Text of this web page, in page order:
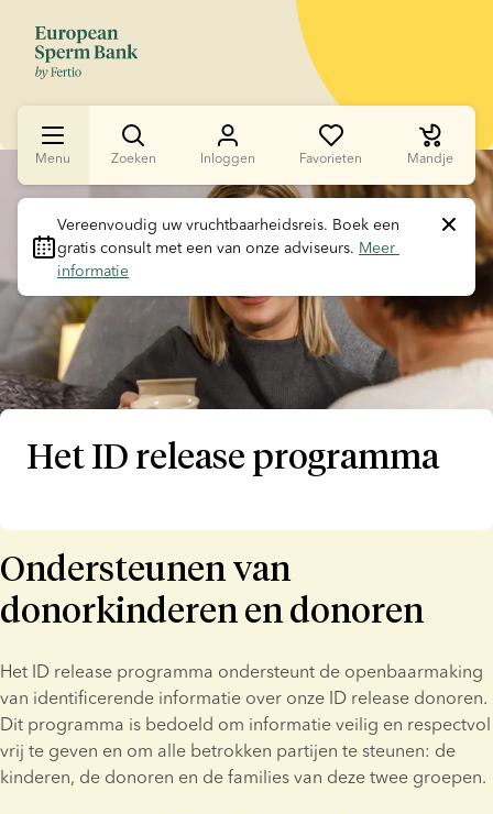
Menu Zoeken Inloggen Favorieten Mandje
Vereenvoudig uw vruchtbaarheidsreis. Boek een
gratis consult met een van onze adviseurs. Meer
informatie
Slide 1 of 1
Het ID release programma
Ondersteunen van
donorkinderen en donoren
Het ID release programma ondersteunt de openbaarmaking
van identificerende informatie over onze ID release donoren.
Dit programma is bedoeld om informatie veilig en respectvol
vrij te geven en om alle betrokken partijen te steunen: de
kinderen, de donoren en de families van deze twee groepen.